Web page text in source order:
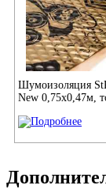
Шумоизоляция
New 0,75x0,47м,